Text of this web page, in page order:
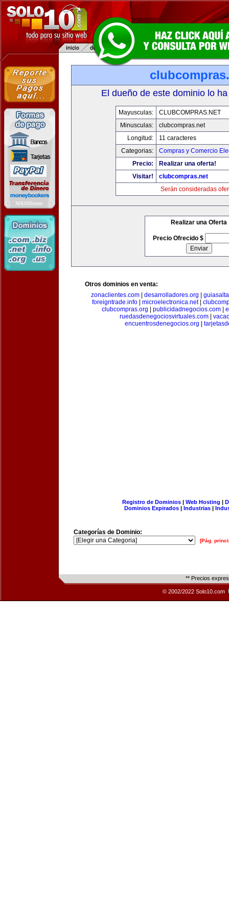
El dueño de este dominio lo
Mayusculas:
CLUBCOMPRAS.NET
Minusculas:
clubcompras.net
Longitud:
11 caracteres
Categorias:
Compras y Comercio
Precio:
Realizar una oferta!
Visitar!
clubcompras.net
Serán consideradas
Realizar una Oferta
Precio Ofrecido $
Otros dominios en venta:
zonaclientes.com| desarrolladores.org
foreigntrade.info
microelectronica.net|
clubcompras.org
publicidadnegocios.com
ruedasdenegociosvirtuales.com|
encuentrosdenegocios.org
Registro de Dominios| Web Hosting |
Dominios Expirados | Industrias |
Categorías de Dominio:
[Pág.
** Precios
© 2002/2022 Solo10.com